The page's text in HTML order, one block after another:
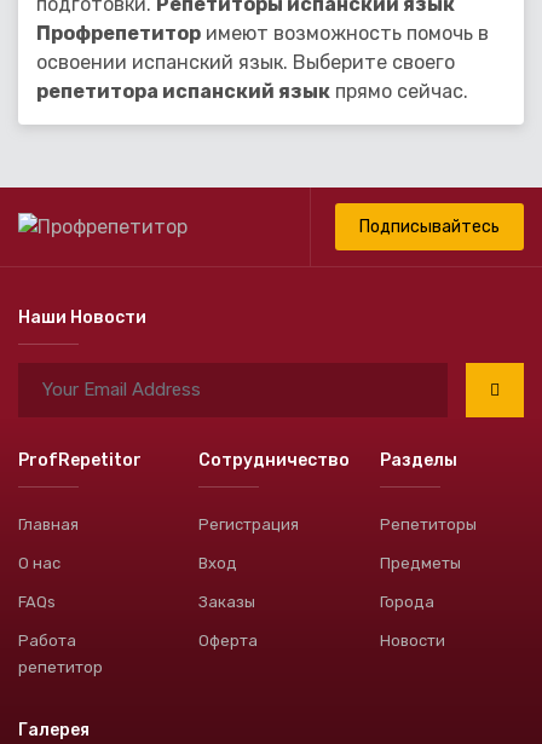
Профрепетитор имеют возможность помочь в
освоении испанский язык. Выберите своего
репетитора испанский язык прямо сейчас.
Подписывайтесь
Наши Новости
ProfRepetitor
Главная
О нас
FAQs
Работа
репетитор
Сотрудничество
Регистрация
Вход
Заказы
Оферта
Разделы
Репетиторы
Предметы
Города
Новости
Галерея